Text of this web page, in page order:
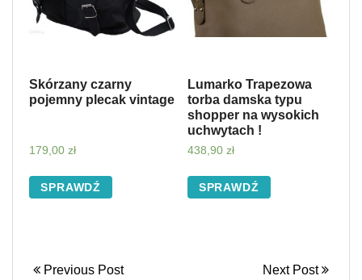
Skórzany czarny
pojemny plecak vintage
179,00 zł
SPRAWDŹ
Lumarko Trapezowa
torba damska typu
shopper na wysokich
uchwytach !
438,90 zł
SPRAWDŹ
Previous Post Next Post